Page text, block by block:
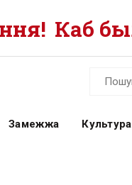
Каб
Замежжа Культура